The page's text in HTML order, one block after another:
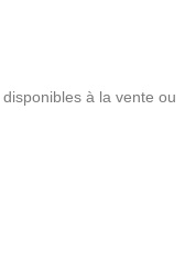
à la vente ou